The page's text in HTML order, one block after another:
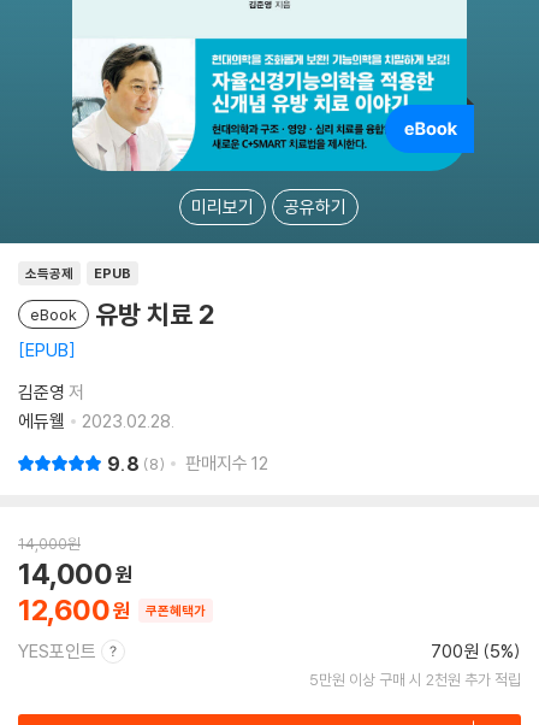
미리보기 공유하기
소득공제 EPUB
eBook 유방 치료 2
EPUB
김준영 저
에듀웰
2023.02.28.
9.8 8 판매지수 12
14,000원
12,600
14,000
쿠폰혜택가
YES포인트 700원 (5%)
5만원 이상 구매 시 2천원 추가 적립